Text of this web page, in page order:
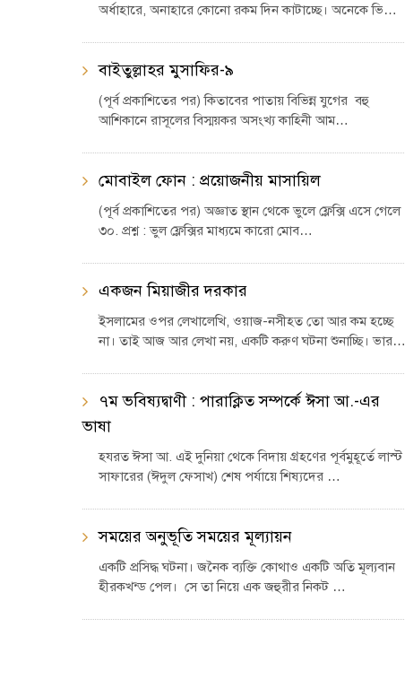
অর্ধাহারে, অনাহারে কোনো রকম দিন কাটাচ্ছে। অনেকে ভি…
বাইতুল্লাহর মুসাফির-৯
(পূর্ব প্রকাশিতের পর) কিতাবের পাতায় বিভিন্ন যুগের বহু
আশিকানে রাসূলের বিস্ময়কর অসংখ্য কাহিনী আম…
মোবাইল ফোন : প্রয়োজনীয় মাসায়িল
(পূর্ব প্রকাশিতের পর) অজ্ঞাত স্থান থেকে ভুলে ফ্লেক্সি এসে গেলে
৩০. প্রশ্ন : ভুল ফ্লেক্সির মাধ্যমে কারো মোব…
একজন মিয়াজীর দরকার
ইসলামের ওপর লেখালেখি, ওয়াজ-নসীহত তো আর কম হচ্ছে
না। তাই আজ আর লেখা নয়, একটি করুণ ঘটনা শুনাচ্ছি। ভার…
৭ম ভবিষ্যদ্বাণী : পারাক্লিত সম্পর্কে ঈসা আ.-এর
ভাষা
হযরত ঈসা আ. এই দুনিয়া থেকে বিদায় গ্রহণের পূর্বমুহূর্তে লাস্ট
সাফারের (ঈদুল ফেসাখ) শেষ পর্যায়ে শিষ্যদের …
সময়ের অনুভূতি সময়ের মূল্যায়ন
একটি প্রসিদ্ধ ঘটনা। জনৈক ব্যক্তি কোথাও একটি অতি মূল্যবান
হীরকখন্ড পেল। সে তা নিয়ে এক জহুরীর নিকট …